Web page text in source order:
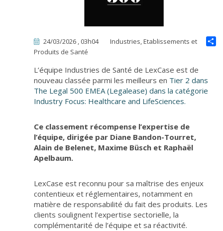
24/03/2026 , 03h04
Industries, Etablissements et
Produits de Santé
L’équipe Industries de Santé de LexCase est de
nouveau classée parmi les meilleurs en Tier 2 dans
The Legal 500 EMEA (Legalease) dans la catégorie
Industry Focus: Healthcare and LifeSciences.
Ce classement récompense l’expertise de
l’équipe, dirigée par Diane Bandon-Tourret,
Alain de Belenet, Maxime Büsch et Raphaël
Apelbaum.
LexCase est reconnu pour sa maîtrise des enjeux
contentieux et réglementaires, notamment en
matière de responsabilité du fait des produits. Les
clients soulignent l’expertise sectorielle, la
complémentarité de l’équipe et sa réactivité.